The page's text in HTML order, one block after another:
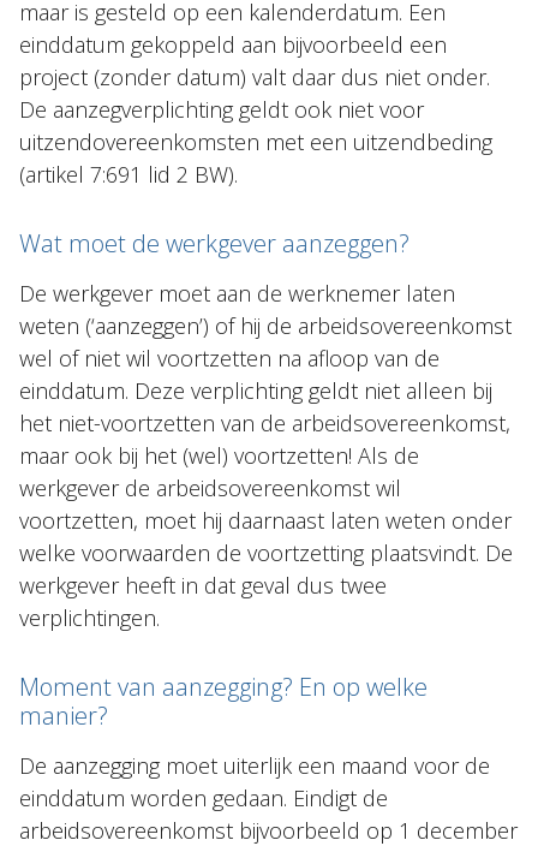
maar is gesteld op een kalenderdatum. Een
einddatum gekoppeld aan bijvoorbeeld een
project (zonder datum) valt daar dus niet onder.
De aanzegverplichting geldt ook niet voor
uitzendovereenkomsten met een uitzendbeding
(artikel 7:691 lid 2 BW).
Wat moet de werkgever aanzeggen?
De werkgever moet aan de werknemer laten
weten (‘aanzeggen’) of hij de arbeidsovereenkomst
wel of niet wil voortzetten na afloop van de
einddatum. Deze verplichting geldt niet alleen bij
het niet-voortzetten van de arbeidsovereenkomst,
maar ook bij het (wel) voortzetten! Als de
werkgever de arbeidsovereenkomst wil
voortzetten, moet hij daarnaast laten weten onder
welke voorwaarden de voortzetting plaatsvindt. De
werkgever heeft in dat geval dus twee
verplichtingen.
Moment van aanzegging? En op welke
manier?
De aanzegging moet uiterlijk een maand voor de
einddatum worden gedaan. Eindigt de
arbeidsovereenkomst bijvoorbeeld op 1 december